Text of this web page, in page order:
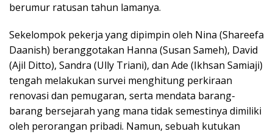
berumur ratusan tahun lamanya.
Sekelompok pekerja yang dipimpin oleh Nina (⁠Shareefa
Daanish) beranggotakan Hanna (Susan Sameh), David
(Ajil Ditto), Sandra (Ully Triani), dan Ade (Ikhsan Samiaji)
tengah melakukan survei menghitung perkiraan
renovasi dan pemugaran, serta mendata barang-
barang bersejarah yang mana tidak semestinya dimiliki
oleh perorangan pribadi. Namun, sebuah kutukan